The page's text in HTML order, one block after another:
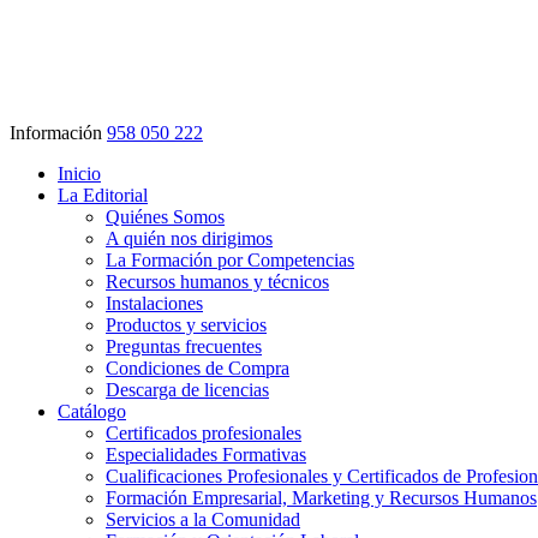
Información 958 050 222
Inicio
La Editorial
Quiénes Somos
A quién nos dirigimos
La Formación por Competencias
Recursos humanos y técnicos
Instalaciones
Productos y servicios
Preguntas frecuentes
Condiciones de Compra
Descarga de licencias
Catálogo
Certificados profesionales
Especialidades Formativas
Cualificaciones Profesionales y Certificados de
Formación Empresarial, Marketing y Recursos Humanos
Servicios a la Comunidad